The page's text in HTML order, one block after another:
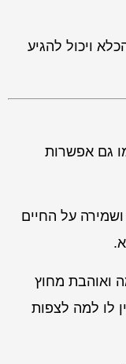
ויכול להגיע
גם אפשרות
על החיים
ואוהבת מחוץ
לו למה לצפות